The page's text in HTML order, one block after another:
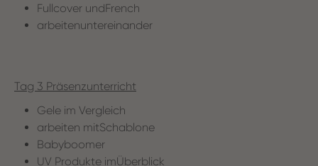
Fullcover undFrench
arbeitenuntereinander
Tag 3 Präsenzunterricht
Gele im Vergleich
arbeiten mitSchablone
Babyboomer
UV Produkte imÜberblick